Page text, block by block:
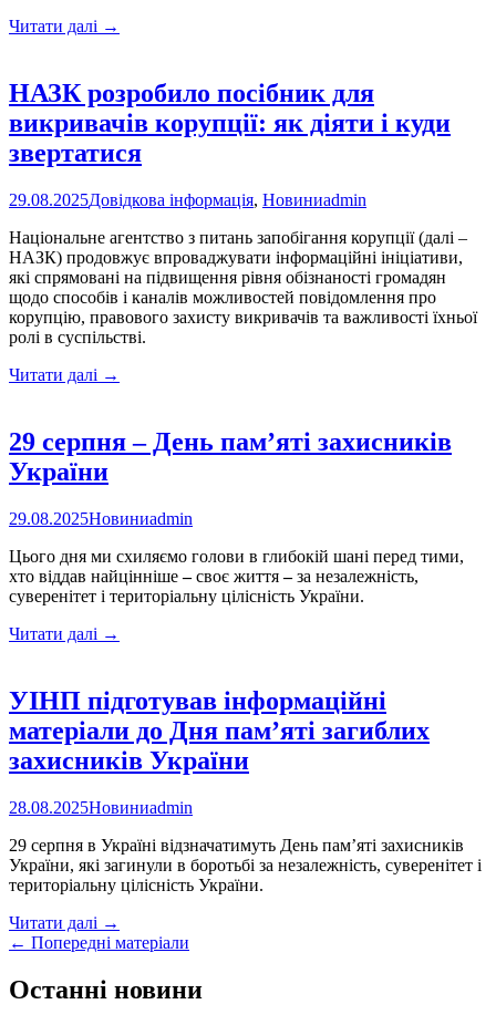
Читати далі Серпнева
працівників
Новокаховської
міської
→
НАЗК розробило посібник для
викривачів корупції: як діяти і куди
звертатися
29.08.2025Довідкова інформація, Новиниadmin
Національне агентство з питань запобігання корупції (далі –
НАЗК) продовжує впроваджувати інформаційні ініціативи,
які спрямовані на підвищення рівня обізнаності громадян
щодо способів і каналів можливостей повідомлення про
корупцію, правового захисту викривачів та важливості їхньої
ролі в суспільстві.
Читати далі НАЗК
викривачів
корупції:
діяти
і
куди
звертатися
→
29 серпня – День пам’яті захисників
України
29.08.2025Новиниadmin
Цього дня ми схиляємо голови в глибокій шані перед тими,
хто віддав найцінніше–своє життя–за незалежність,
суверенітет і територіальну цілісність України.
Читати далі 29
День
пам’яті
захисників
України
→
УІНП підготував інформаційні
матеріали до Дня пам’яті загиблих
захисників України
28.08.2025Новиниadmin
29 серпня в Україні відзначатимуть День пам’яті захисників
України, які загинули в боротьбі за незалежність, суверенітет і
територіальну цілісність України.
Читати далі УІНП
підготував
матеріали
до
→
Posts
navigation
← Попередні матеріали
Останні новини